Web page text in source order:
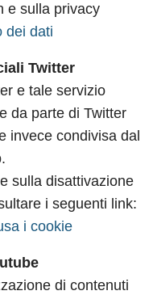
e sulla privacy
dei dati
Twitter
e tale servizio
da parte di Twitter
invece condivisa dal
sulla disattivazione
i seguenti link:
i cookie
di contenuti